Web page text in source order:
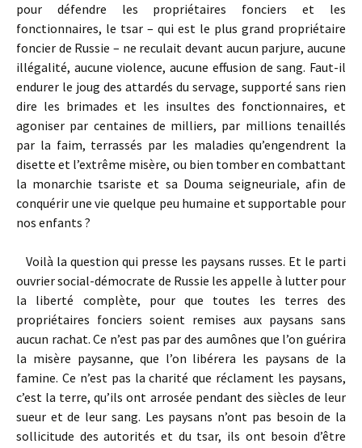
pour défendre les propriétaires fonciers et les
fonctionnaires, le tsar – qui est le plus grand propriétaire
foncier de Russie – ne reculait devant aucun parjure, aucune
illégalité, aucune violence, aucune effusion de sang. Faut-il
endurer le joug des attardés du servage, supporté sans rien
dire les brimades et les insultes des fonctionnaires, et
agoniser par centaines de milliers, par millions tenaillés
par la faim, terrassés par les maladies qu’engendrent la
disette et l’extrême misère, ou bien tomber en combattant
la monarchie tsariste et sa Douma seigneuriale, afin de
conquérir une vie quelque peu humaine et supportable pour
nos enfants ?
Voilà la question qui presse les paysans russes. Et le parti
ouvrier social-démocrate de Russie les appelle à lutter pour
la liberté complète, pour que toutes les terres des
propriétaires fonciers soient remises aux paysans sans
aucun rachat. Ce n’est pas par des aumônes que l’on guérira
la misère paysanne, que l’on libérera les paysans de la
famine. Ce n’est pas la charité que réclament les paysans,
c’est la terre, qu’ils ont arrosée pendant des siècles de leur
sueur et de leur sang. Les paysans n’ont pas besoin de la
sollicitude des autorités et du tsar, ils ont besoin d’être